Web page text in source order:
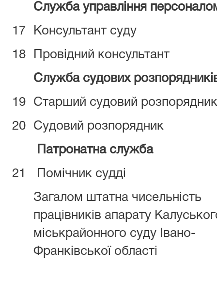
Служба управління
17 Консультант суду
18 Провідний консультант
Служба судових
19 Старший судовий розпорядник
20 Судовий розпорядник
Патронатна служба
21 Помічник судді
Загалом штатна чисельність
працівників апарату
міськрайонного суду Івано-
Франківської області